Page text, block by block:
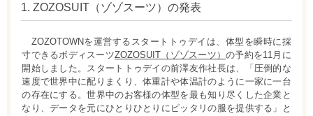
1. ZOZOSUIT（ゾゾスーツ）の発表
ZOZOTOWNを運営するスタートトゥデイは、体型を瞬時に採
寸できるボディスーツZOZOSUIT（ゾゾスーツ）の予約を11月に
開始しました。スタートトゥデイの前澤友作社長は、「圧倒的な
速度で世界中に配りまくり、体重計や体温計のように一家に一台
の存在にする。世界中のお客様の体型を最も知り尽くした企業と
なり、データを元にひとりひとりにピッタリの服を提供する」と